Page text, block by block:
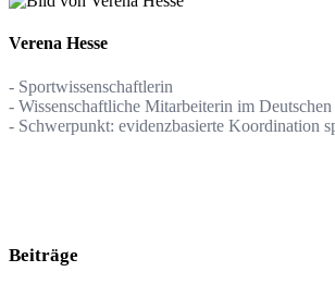
Verena Hesse
- Sportwissenschaftlerin
- Wissenschaftliche Mitarbeiterin im
- Schwerpunkt: evidenzbasierte Koordination
Beiträge